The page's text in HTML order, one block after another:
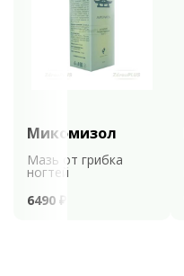
Микомизол
Мазь от грибка
ногтей
6490 ₽